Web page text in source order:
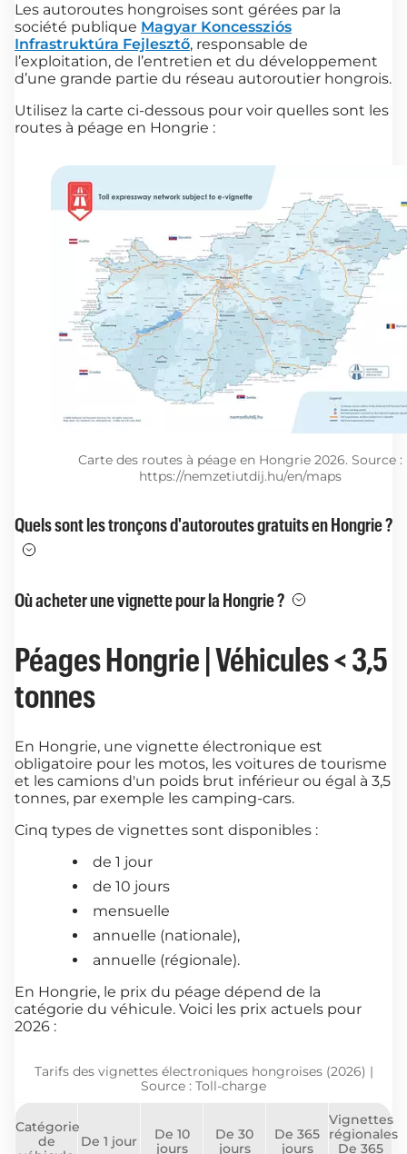
Les autoroutes hongroises sont gérées par la
société publique Magyar Koncessziós
Infrastruktúra Fejlesztő, responsable de
l’exploitation, de l’entretien et du développement
d’une grande partie du réseau autoroutier hongrois.
Utilisez la carte ci-dessous pour voir quelles sont les
routes à péage en Hongrie :
Carte des routes à péage en Hongrie 2026. Source :
https://nemzetiutdij.hu/en/maps
Quels sont les tronçons d'autoroutes gratuits en Hongrie ?
Où acheter une vignette pour la Hongrie ?
Péages Hongrie | Véhicules < 3,5
tonnes
En Hongrie, une vignette électronique est
obligatoire pour les motos, les voitures de tourisme
et les camions d'un poids brut inférieur ou égal à 3,5
tonnes, par exemple les camping-cars.
Cinq types de vignettes sont disponibles :
de 1 jour
de 10 jours
mensuelle
annuelle (nationale),
annuelle (régionale).
En Hongrie, le prix du péage dépend de la
catégorie du véhicule. Voici les prix actuels pour
2026 :
Tarifs des vignettes électroniques hongroises (2026) |
Source : Toll-charge
Catégorie
de
De 1 jour
De 10
jours
De 30
jours
De 365
jours
Vignettes
régionales
De 365